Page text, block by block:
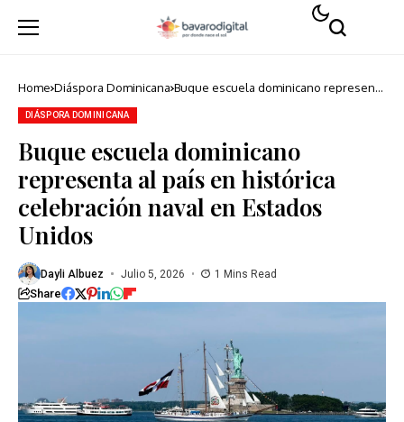
Home Diáspora Dominicana Buque escuela dominicano representa
DIÁSPORA DOMINICANA
Buque escuela dominicano
representa al país en histórica
celebración naval en Estados
Unidos
Dayli Albuez Julio 5, 2026 1 Mins Read
Share